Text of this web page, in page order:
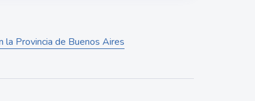
la Provincia de Buenos Aires